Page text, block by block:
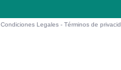
Condiciones Legales -Términos de